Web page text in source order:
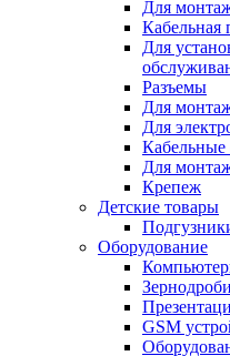
Для
Кабельная
Для
Разъемы
Для
Для
Кабельные
Для
Крепеж
Детские товары
Оборудование
GSM